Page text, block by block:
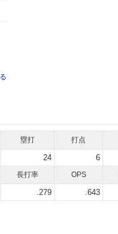
塁打 打点
24 6
長打率 OPS
.279 .643